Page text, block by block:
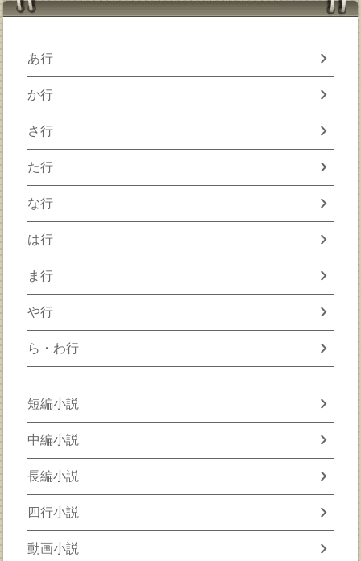
あ行 chevron_right
か行 chevron_right
さ行 chevron_right
た行 chevron_right
な行 chevron_right
は行 chevron_right
ま行 chevron_right
や行 chevron_right
ら・わ行 chevron_right
短編小説 chevron_right
中編小説 chevron_right
長編小説 chevron_right
四行小説 chevron_right
動画小説 chevron_right